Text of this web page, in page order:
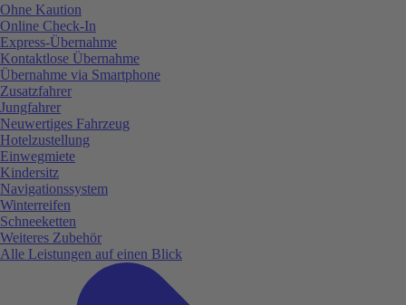
Ohne Kaution
Online Check-In
Express-Übernahme
Kontaktlose Übernahme
Übernahme via Smartphone
Zusatzfahrer
Jungfahrer
Neuwertiges Fahrzeug
Hotelzustellung
Einwegmiete
Kindersitz
Navigationssystem
Winterreifen
Schneeketten
Weiteres Zubehör
Alle Leistungen auf einen Blick